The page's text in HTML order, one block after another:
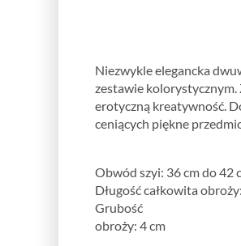
Niezwykle elegancka
zestawie kolorystycznym.
erotyczną kreatywność.
ceniących piękne
Obwód szyi: 36 cm do 42
Długość całkowita
Grubość
obroży: 4 cm